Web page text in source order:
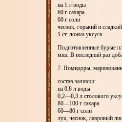
на 1 л воды
60 г сахара
60 г соли
чеснок, горький и
1 ст. ложка уксуса
Подготовленные бурые
мин. В последний раз
7. Помидоры,
состав заливки:
на 0,8 л воды
0,2—0,3 л столового
80—100 г сахара
60—80 г соли
лук, чеснок, лавровый